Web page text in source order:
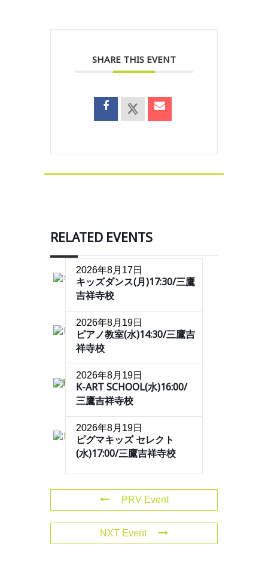
SHARE THIS EVENT
RELATED EVENTS
2026年8月17日
キッズダンス(月)17:30/三鷹
吉祥寺校
2026年8月19日
ピアノ教室(水)14:30/三鷹吉
祥寺校
2026年8月19日
K-ART SCHOOL(水)16:00/
三鷹吉祥寺校
2026年8月19日
ピグマキッズ セレクト
(水)17:00/三鷹吉祥寺校
PRV Event
NXT Event